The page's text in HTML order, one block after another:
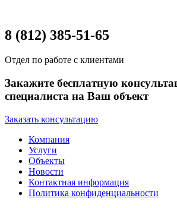
8 (812) 385-51-65
Отдел по работе с клиентами
Закажите бесплатную
специалиста на Ваш объект
Заказать консультацию
Компания
Услуги
Объекты
Новости
Контактная информация
Политика конфиденциальности